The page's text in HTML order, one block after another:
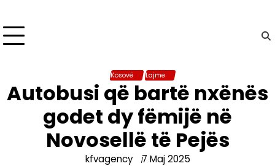
Kosovë Lajme
Autobusi që bartë nxënës
godet dy fëmijë në
Novosellë të Pejës
kfvagency 7 Maj 2025